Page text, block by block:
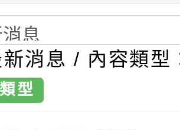
程與教學人才庫
案， 請教師
查照。
存摺2.0」全民
市政府家庭教
孫樂淘桃－祖
動」海報電子檔
關銓敘部建置
休所得重審後實
桃園市孔廟
國民小學-
國小
消息 / 內容類型
型